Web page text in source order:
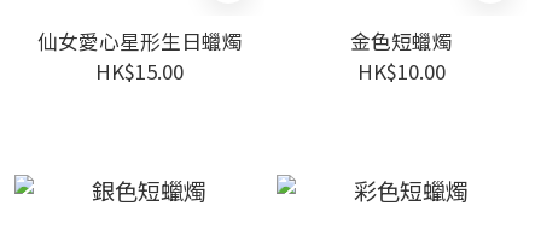
仙女愛心星形生日蠟燭
HK$15.00
金色短蠟燭
HK$10.00